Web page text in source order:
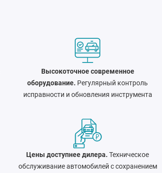
Высокоточное современное
оборудование. Регулярный контроль
исправности и обновления инструмента
Цены доступнее дилера. Техническое
обслуживание автомобилей с сохранением